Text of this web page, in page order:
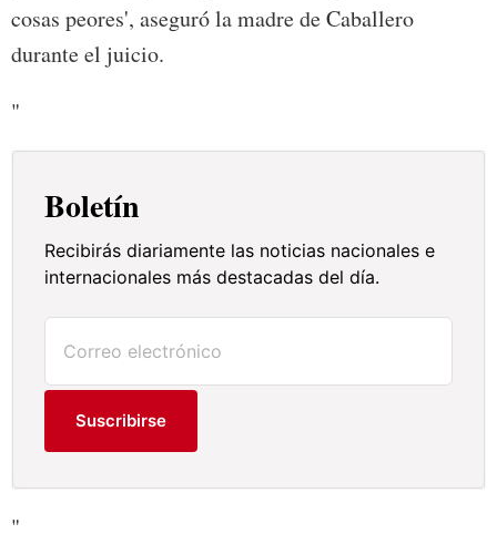
cosas peores', aseguró la madre de Caballero
durante el juicio.
"
Boletín
Recibirás diariamente las noticias nacionales e
internacionales más destacadas del día.
Suscribirse
"